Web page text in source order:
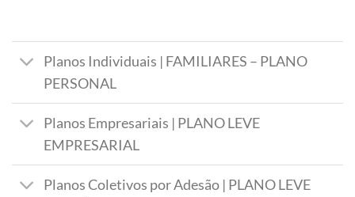
Planos Individuais | FAMILIARES – PLANO
PERSONAL
Planos Empresariais | PLANO LEVE
EMPRESARIAL
Planos Coletivos por Adesão | PLANO LEVE